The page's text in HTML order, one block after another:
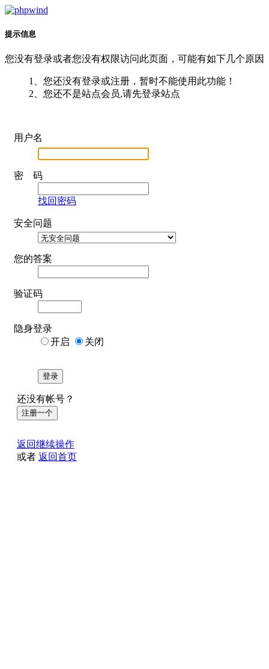
提示信息
您没有登录或者您没有权限访问此页面，可能有如下几个原因
1、您还没有登录或注册，暂时不能使用此功能！
2、您还不是站点会员,请先登录站点
用户名
密 码
找回密码
安全问题
您的答案
验证码
隐身登录
开启
关闭
登录
还没有帐号？
注册一个
返回继续操作
或者 返回首页